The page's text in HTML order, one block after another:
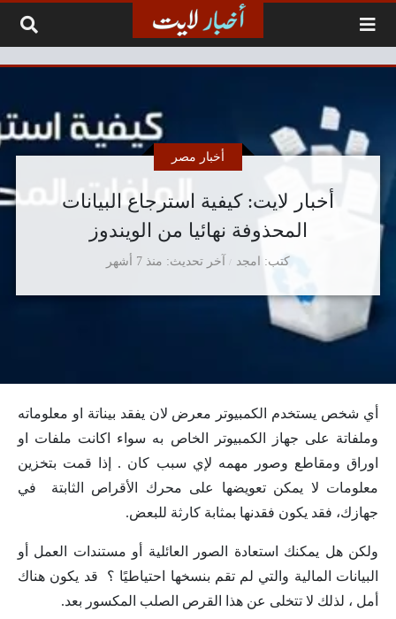
أخبار لايت: كيفية استرجاع البيانات
المحذوفة نهائيا من الويندوز
كتب امجد
أخبار مصر
آخر تحديث منذ 7 أشهر
أي شخص يستخدم الكمبيوتر معرض لان يفقد بيناتة او معلوماته
وملفاتة على جهاز الكمبيوتر الخاص به سواء اكانت ملفات او
اوراق ومقاطع وصور مهمه لإي سبب كان . إذا قمت بتخزين
معلومات لا يمكن تعويضها على محرك الأقراص الثابتة في
جهازك، فقد يكون فقدنها بمثابة كارثة للبعض.
ولكن هل يمكنك استعادة الصور العائلية أو مستندات العمل أو
البيانات المالية والتي لم تقم بنسخها احتياطيًا ؟ قد يكون هناك
أمل ، لذلك لا تتخلى عن هذا القرص الصلب المكسور بعد.